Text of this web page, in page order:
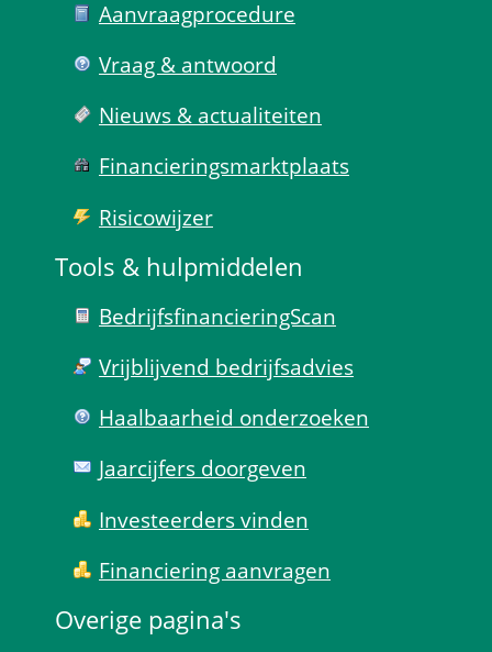
Aanvraag­procedure
Vraag & antwoord
Nieuws & actualiteiten
Financierings­markt­plaats
Risico­wijzer
Tools & hulp­middelen
Bedrijfsfinanciering­Scan
Vrijblijvend bedrijfs­advies
Haal­baar­heid onder­zoeken
Jaarcijfers doorgeven
Investeerders vinden
Financiering aanvragen
Overige pagina's